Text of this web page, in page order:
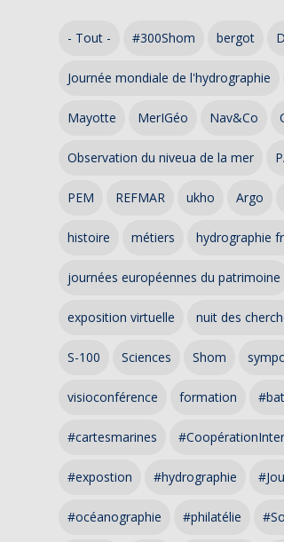
- Tout - #300Shom bergot
Journée mondiale de l'hydrographie
Mayotte MerIGéo Nav&Co
Observation du niveua de la mer
PEM REFMAR ukho Argo
histoire métiers hydrographie
journées européennes du patrimoine
exposition virtuelle nuit des
S-100 Sciences Shom
visioconférence formation
#cartesmarines
#expostion #hydrographie
#océanographie #philatélie